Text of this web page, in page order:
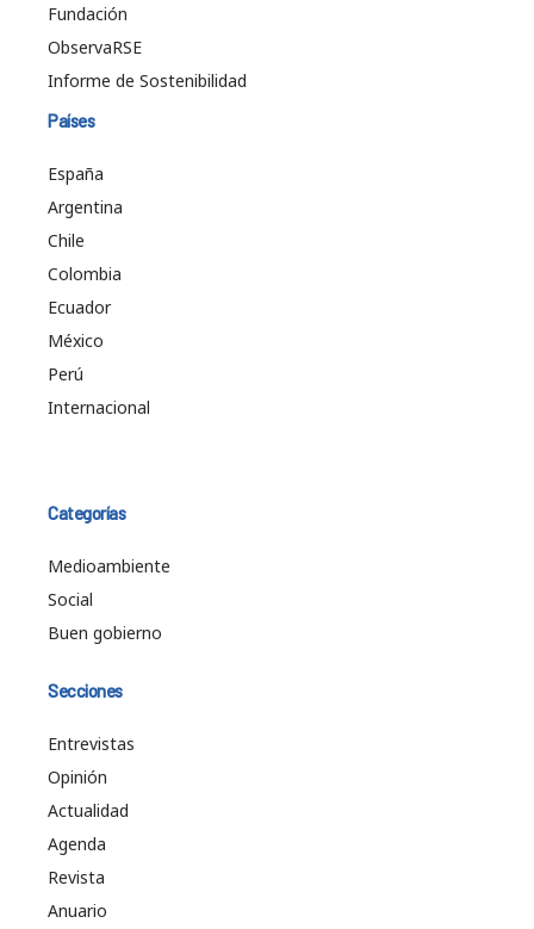
Fundación
ObservaRSE
Informe de Sostenibilidad
Países
España
Argentina
Chile
Colombia
Ecuador
México
Perú
Internacional
Categorías
Medioambiente
Social
Buen gobierno
Secciones
Entrevistas
Opinión
Actualidad
Agenda
Revista
Anuario